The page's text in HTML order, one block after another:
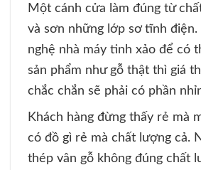
Một cánh cửa làm đúng từ
và sơn những lớp sơ tĩnh điện.
nghệ nhà máy tinh xảo để có
sản phẩm như gỗ thật thì giá
chắc chắn sẽ phải có phần
Khách hàng đừng thấy rẻ mà
có đồ gì rẻ mà chất lượng cả.
thép vân gỗ không đúng chất